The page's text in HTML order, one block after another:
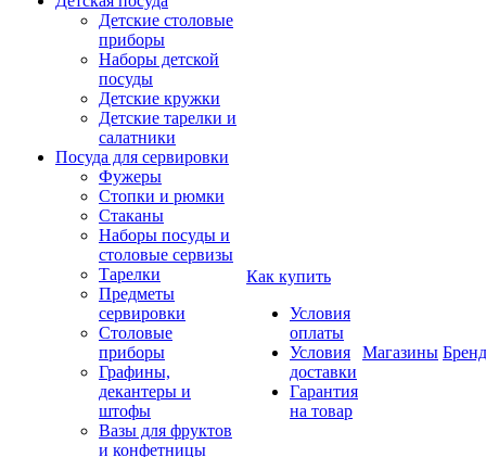
Детские столовые
приборы
Наборы детской
посуды
Детские кружки
Детские тарелки и
салатники
Посуда для сервировки
Фужеры
Стопки и рюмки
Стаканы
Наборы посуды и
столовые сервизы
Тарелки
Предметы
сервировки
Столовые
приборы
Графины,
декантеры и
штофы
Вазы для фруктов
и конфетницы
Как купить
Условия
оплаты
Условия
доставки
Гарантия
на товар
Магазины